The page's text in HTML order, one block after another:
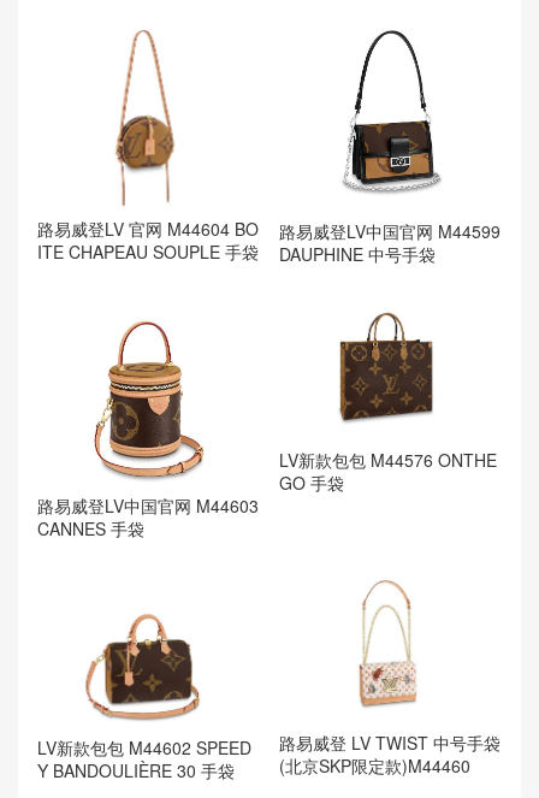
路易威登LV 官网 M44604 BO
ITE CHAPEAU SOUPLE 手袋
路易威登LV中国官网 M44599
DAUPHINE 中号手袋
路易威登LV中国官网 M44603
CANNES 手袋
LV新款包包 M44576 ONTHE
GO 手袋
LV新款包包 M44602 SPEED
Y BANDOULIÈRE 30 手袋
路易威登 LV TWIST 中号手袋
(北京SKP限定款)M44460